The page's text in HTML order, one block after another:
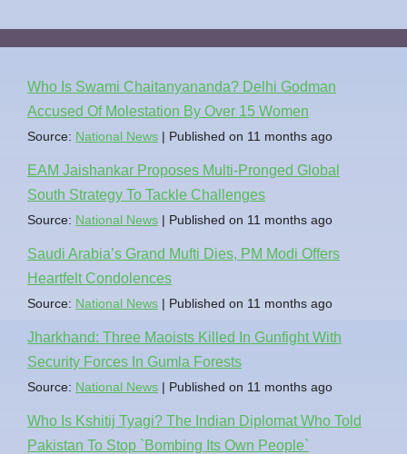
Who Is Swami Chaitanyananda? Delhi Godman
Accused Of Molestation By Over 15 Women
Source: National News Published on 11 months ago
EAM Jaishankar Proposes Multi-Pronged Global
South Strategy To Tackle Challenges
Source: National News Published on 11 months ago
Saudi Arabia’s Grand Mufti Dies, PM Modi Offers
Heartfelt Condolences
Source: National News Published on 11 months ago
Jharkhand: Three Maoists Killed In Gunfight With
Security Forces In Gumla Forests
Source: National News Published on 11 months ago
Who Is Kshitij Tyagi? The Indian Diplomat Who Told
Pakistan To Stop `Bombing Its Own People`